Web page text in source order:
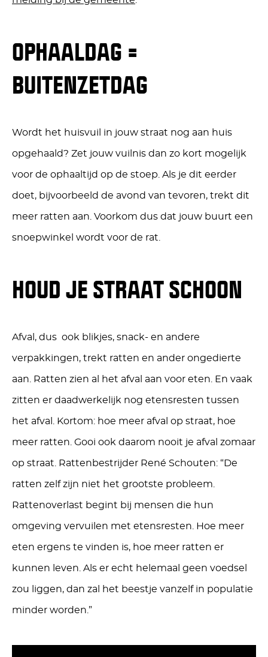
OPHAALDAG =
BUITENZETDAG
Wordt het huisvuil in jouw straat nog aan huis
opgehaald? Zet jouw vuilnis dan zo kort mogelijk
voor de ophaaltijd op de stoep. Als je dit eerder
doet, bijvoorbeeld de avond van tevoren, trekt dit
meer ratten aan. Voorkom dus dat jouw buurt een
snoepwinkel wordt voor de rat.
HOUD JE STRAAT SCHOON
Afval, dus ook blikjes, snack- en andere
verpakkingen, trekt ratten en ander ongedierte
aan. Ratten zien al het afval aan voor eten. En vaak
zitten er daadwerkelijk nog etensresten tussen
het afval. Kortom: hoe meer afval op straat, hoe
meer ratten. Gooi ook daarom nooit je afval zomaar
op straat. Rattenbestrijder René Schouten: “De
ratten zelf zijn niet het grootste probleem.
Rattenoverlast begint bij mensen die hun
omgeving vervuilen met etensresten. Hoe meer
eten ergens te vinden is, hoe meer ratten er
kunnen leven. Als er echt helemaal geen voedsel
zou liggen, dan zal het beestje vanzelf in populatie
minder worden.”